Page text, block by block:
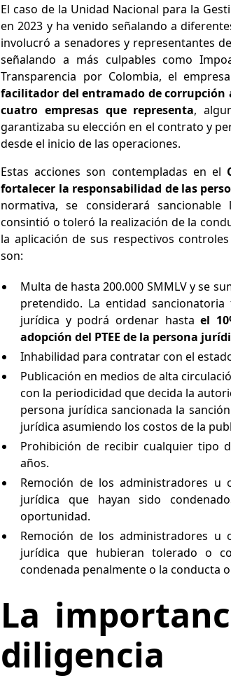
El caso de la Unidad Nacional para la
en 2023 y ha venido señalando a
involucró a senadores y representantes
señalando a más culpables como
Transparencia por Colombia, el
facilitador del entramado de
cuatro empresas que representa,
garantizaba su elección en el contrato y
desde el inicio de las operaciones.
Estas acciones son contempladas en el
fortalecer la responsabilidad de las
normativa, se considerará
consintió o toleró la realización de la
la aplicación de sus respectivos
son:
Multa de hasta 200.000 SMMLV y se
pretendido. La entidad
jurídica y podrá ordenar hastael
adopción del PTEE de la persona
Inhabilidad para contratar con el
Publicación en medios de alta
con la periodicidad que decida la
persona jurídica sancionada la
jurídica asumiendo los costos de la
Prohibición de recibir cualquier tipo
años.
Remoción de los administradores
jurídica que hayan sido
oportunidad.
Remoción de los administradores
jurídica que hubieran tolerado o
condenada penalmente o la conducta
La
diligencia